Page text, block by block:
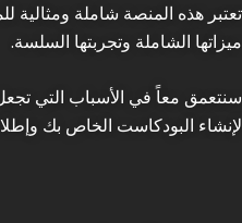
تعتبر هذه المنصة شاملة ومثالية
ميزاتها الشاملة وتجربتها السلسة.
سنتعمق معاً في الأسباب التي
لإنشاء البودكاست الخاص بك